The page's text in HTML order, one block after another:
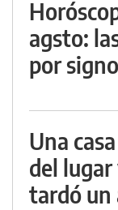
agsto:
por signo
Una
del
tardó un